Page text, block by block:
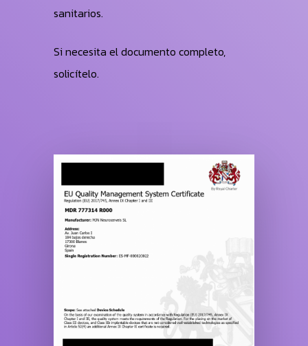
sanitarios.
Si necesita el documento completo,
solicítelo.